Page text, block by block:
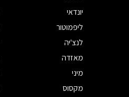
יונדאי
ליפמוטור
לנצ'יה
מאזדה
מיני
מקסוס